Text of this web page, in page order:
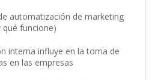
automatización de marketing
qué funcione)
interna influye en la toma de
en las empresas